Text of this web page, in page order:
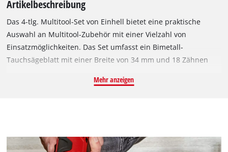
Artikelbeschreibung
Das 4-tlg. Multitool-Set von Einhell bietet eine praktische
Auswahl an Multitool-Zubehör mit einer Vielzahl von
Einsatzmöglichkeiten. Das Set umfasst ein Bimetall-
Tauchsägeblatt mit einer Breite von 34 mm und 18 Zähnen
gefertigt sind. Somit ist es ideal für Renovierungs- und
aus Hochleistungsschnellstahl hergestellt sind. Die
halbrunde, segmentierte Form ermöglicht präzise Schnitte in
Mehr anzeigen